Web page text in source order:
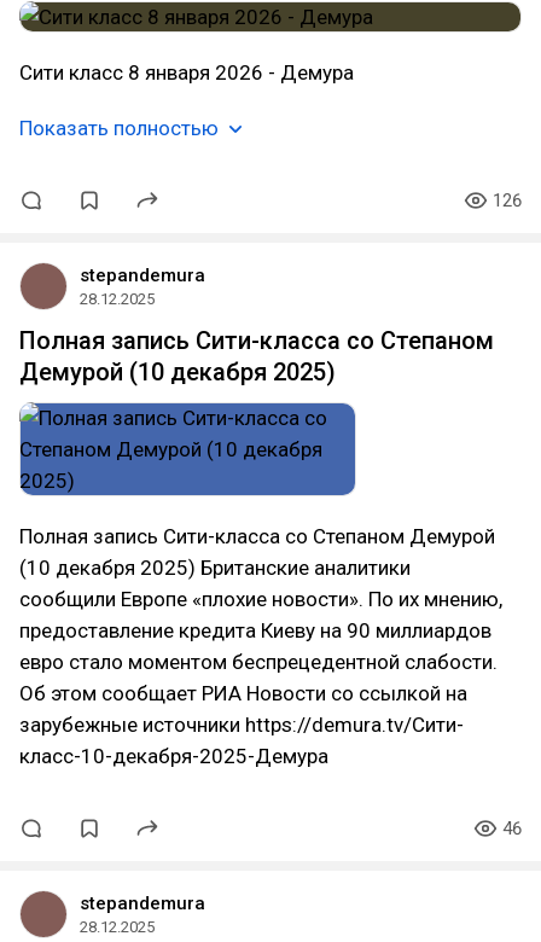
Сити класс 8 января 2026 - Демура
Показать полностью
126
stepandemura
28.12.2025
Полная запись Сити-класса со Степаном
Демурой (10 декабря 2025)
Полная запись Сити-класса со Степаном Демурой
(10 декабря 2025) Британские аналитики
сообщили Европе «плохие новости». По их мнению,
предоставление кредита Киеву на 90 миллиардов
евро стало моментом беспрецедентной слабости.
Об этом сообщает РИА Новости со ссылкой на
зарубежные источники https://demura.tv/Сити-
класс-10-декабря-2025-Демура
46
stepandemura
28.12.2025